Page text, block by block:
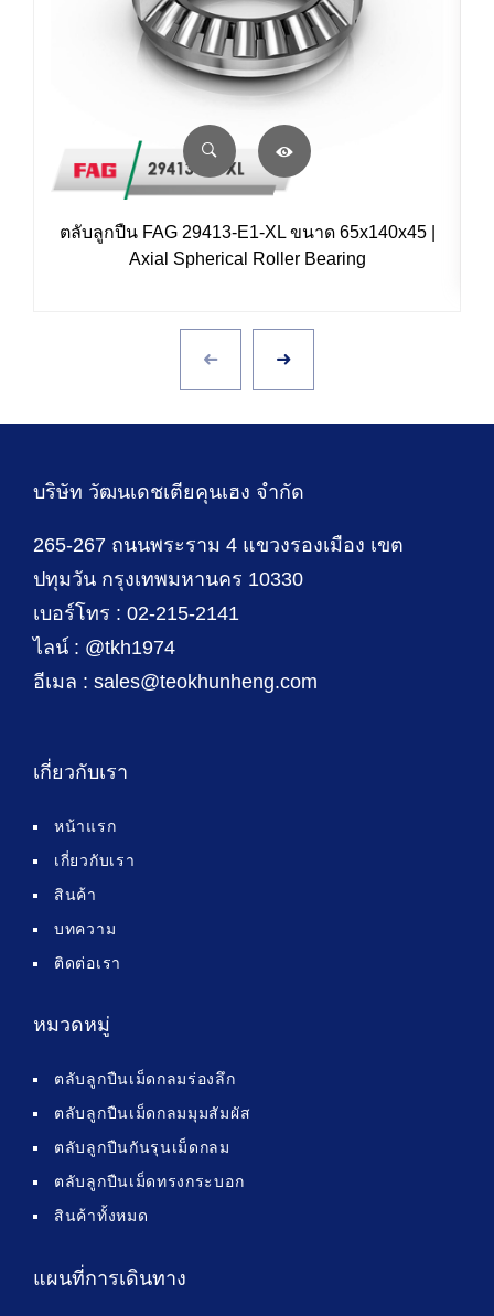
ตลับลูกปืน FAG 29413-E1-XL ขนาด 65x140x45 |
Axial Spherical Roller Bearing
บริษัท วัฒนเดชเตียคุนเฮง จำกัด
265-267 ถนนพระราม 4 แขวงรองเมือง เขต
ปทุมวัน กรุงเทพมหานคร 10330
เบอร์โทร : 02-215-2141
ไลน์ : @tkh1974
อีเมล : sales@teokhunheng.com
เกี่ยวกับเรา
หน้าแรก
เกี่ยวกับเรา
สินค้า
บทความ
ติดต่อเรา
หมวดหมู่
ตลับลูกปืนเม็ดกลมร่องลึก
ตลับลูกปืนเม็ดกลมมุมสัมผัส
ตลับลูกปืนกันรุนเม็ดกลม
ตลับลูกปืนเม็ดทรงกระบอก
สินค้าทั้งหมด
แผนที่การเดินทาง